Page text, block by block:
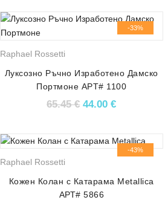
-33%
Raphael Rossetti
Луксозно Ръчно Изработено Дамско
Портмоне АРT# 1100
65.45€ Original price
44.00€Текущата
-43%
Raphael Rossetti
Кожен Колан с Катарама Metallica
АРТ# 5866